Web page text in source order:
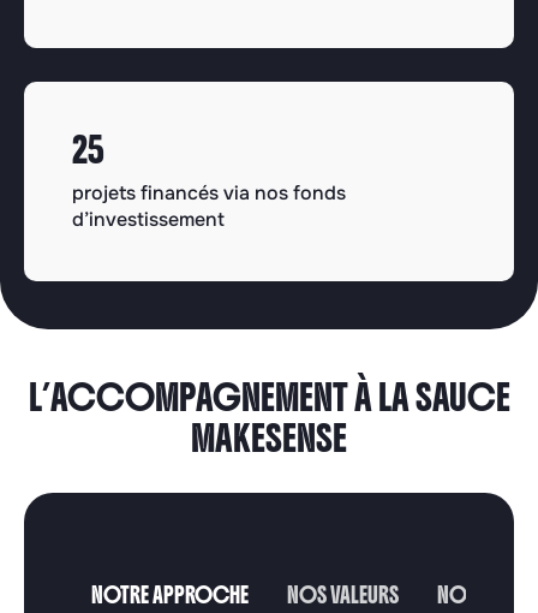
25
projets financés via nos fonds
d’investissement
L’ACCOMPAGNEMENT À LA SAUCE
MAKESENSE
NOTRE APPROCHE NOS VALEURS NOS